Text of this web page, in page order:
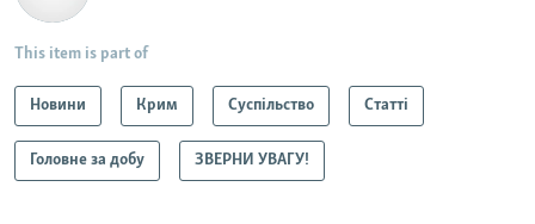
This item is part of
Новини Крим Суспільство Статті
Головне за добу ЗВЕРНИ УВАГУ!